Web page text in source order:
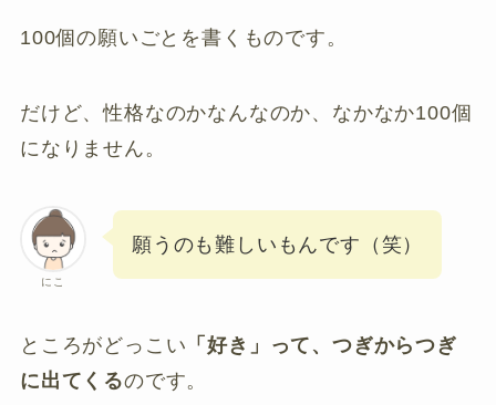
100個の願いごとを書くものです。
だけど、性格なのかなんなのか、なかなか100個
になりません。
にこ
願うのも難しいもんです（笑）
ところがどっこい 「好き」って、つぎからつぎ
に出てくるのです。